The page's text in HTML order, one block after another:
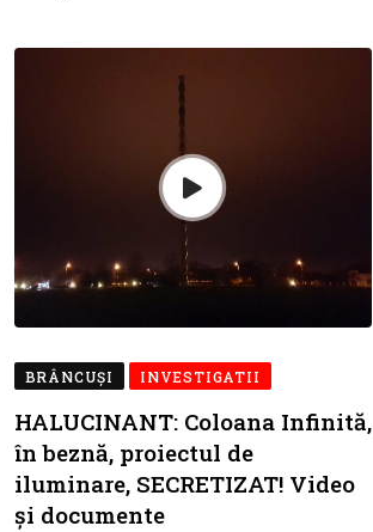
BRÂNCUŞI INVESTIGATII
HALUCINANT: Coloana Infinită,
în beznă, proiectul de
iluminare, SECRETIZAT! Video
și documente